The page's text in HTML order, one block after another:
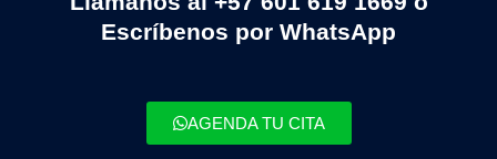
Escríbenos por WhatsApp
AGENDA TU CITA